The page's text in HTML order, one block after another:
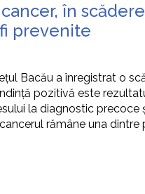
în
prevenite
Bacău a înregistrat o
pozitivă este
la diagnostic
rămâne una dintre